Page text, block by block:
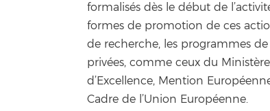
formalisés dès le début de
formes de promotion de ces
de recherche, les programmes
privées, comme ceux du
d’Excellence, Mention
Cadre de l’Union Européenne.